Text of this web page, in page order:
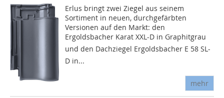
Erlus bringt zwei Ziegel aus seinem
Sortiment in neuen, durchgefärbten
Versionen auf den Markt: den
Ergoldsbacher Karat XXL-D in Graphitgrau
und den Dachziegel Ergoldsbacher E 58 SL-
D in...
mehr